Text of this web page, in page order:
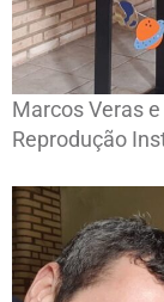
Marcos Veras
Reprodução